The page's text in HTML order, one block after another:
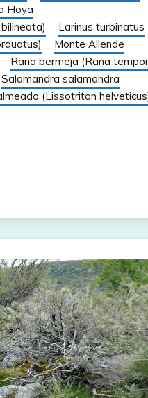
Hoya
Larinus turbinatus
Monte Allende
Rana bermeja (Rana
Salamandra salamandra
(Lissotriton